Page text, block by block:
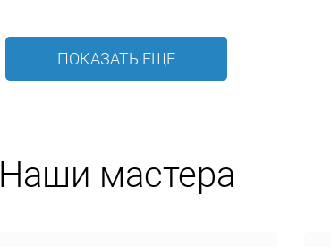
ПОКАЗАТЬ ЕЩЕ
Наши мастера